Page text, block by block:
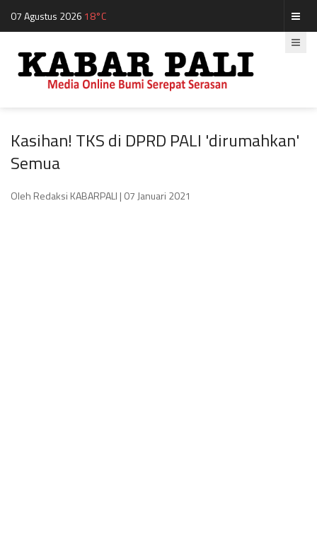
07 Agustus 2026 18°C
Kasihan! TKS di DPRD PALI 'dirumahkan'
Semua
Oleh Redaksi KABARPALI | 07 Januari 2021